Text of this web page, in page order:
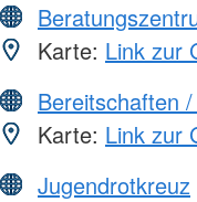
Karte: Link zur
Bereitschaften
Karte: Link zur
Jugendrotkreuz